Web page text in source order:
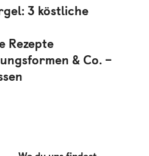
3 köstliche
Rezepte
& Co. –